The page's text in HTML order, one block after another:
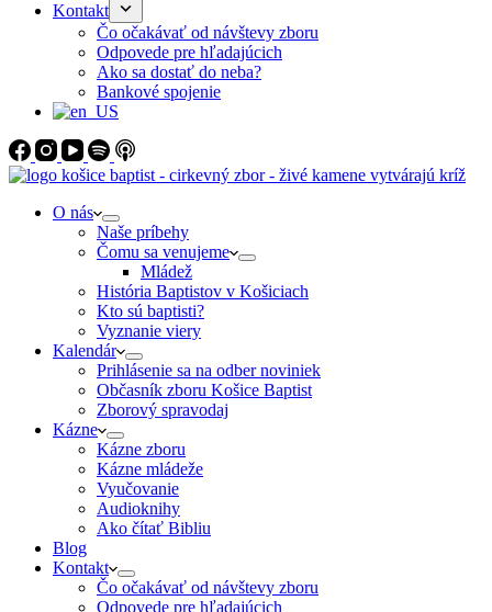
Kontakt
Čo očakávať od návštevy zboru
Odpovede pre hľadajúcich
Ako sa dostať do neba?
Bankové spojenie
O nás
Naše príbehy
Čomu sa venujeme
Mládež
História Baptistov v Košiciach
Kto sú baptisti?
Vyznanie viery
Kalendár
Prihlásenie sa na odber noviniek
Občasník zboru Košice Baptist
Zborový spravodaj
Kázne
Kázne zboru
Kázne mládeže
Vyučovanie
Audioknihy
Ako čítať Bibliu
Blog
Kontakt
Čo očakávať od návštevy zboru
Odpovede pre hľadajúcich